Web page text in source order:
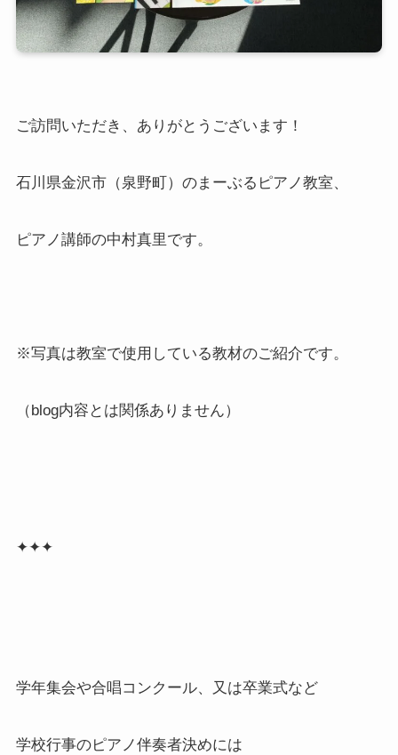
ご訪問いただき、ありがとうございます！
石川県金沢市（泉野町）のまーぶるピアノ教室、
ピアノ講師の中村真里です。
※写真は教室で使用している教材のご紹介です。
（blog内容とは関係ありません）
✦✦✦
学年集会や合唱コンクール、又は卒業式など
学校行事のピアノ伴奏者決めには